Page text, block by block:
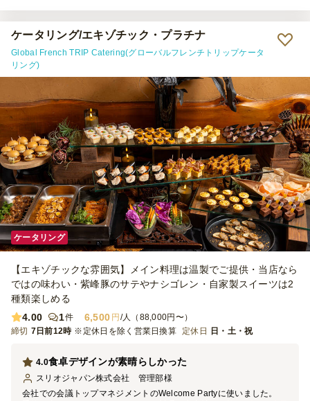
ケータリング/エキゾチック・プラチナ
Global French TRIP Catering(グローバルフレンチトリップケータ
リング)
ケータリング
【エキゾチックな雰囲気】メイン料理は温製でご提供・当店なら
ではの味わい・紫峰豚のサテやナシゴレン・自家製スイーツは2
種類楽しめる
4.00
1件 6,500 円 /人（88,000円〜）
締切 7日前12時 ※定休日を除く営業日換算 定休日 日・土・祝
食卓デザインが素晴らしかった
4.0
スリオジャパン株式会社 管理部様
会社での会議トップマネジメントのWelcome Partyに使いました。